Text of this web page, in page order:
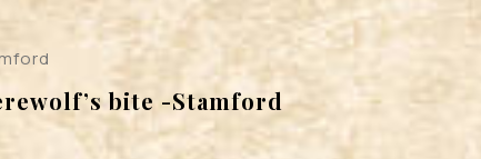
bite -Stamford